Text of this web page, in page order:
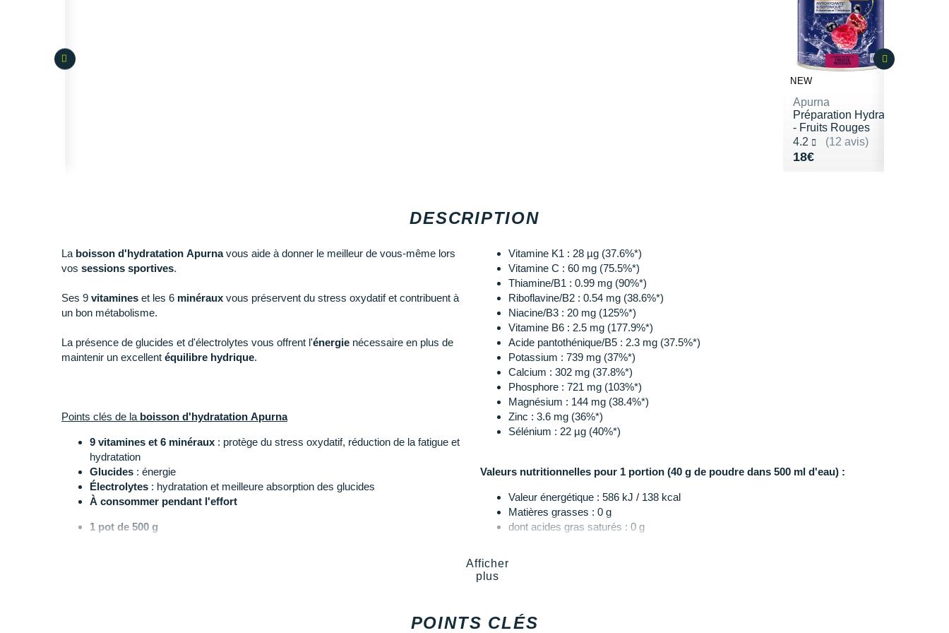
DESCRIPTION
La boisson d'hydratation Apurnavous aide à donner le meilleur de vous-même lors
vos sessions sportives.
Ses 9 vitamines et les 6 minéraux vous préservent du stress oxydatif et contribuent à
un bon métabolisme.
La présence de glucides et d'électrolytes vous offrent l'énergie nécessaire en plus de
maintenir un excellent équilibre hydrique.
Points clés de la boisson d'hydratation Apurna
9 vitamines et 6 minéraux : protège du stress oxydatif, réduction de la fatigue et
hydratation
Glucides : énergie
Électrolytes : hydratation et meilleure absorption des glucides
À consommer pendant l'effort
1 pot de 500 g
sodium), arômes naturels de pêche et de thé, correcteur d'acidité : acide citrique, jus
Vitamine K1 : 28 µg (37.6%*)
Vitamine C : 60 mg (75.5%*)
Thiamine/B1 : 0.99 mg (90%*)
Riboflavine/B2 : 0.54 mg (38.6%*)
Niacine/B3 : 20 mg (125%*)
Vitamine B6 : 2.5 mg (177.9%*)
Acide pantothénique/B5 : 2.3 mg (37.5%*)
Potassium : 739 mg (37%*)
Calcium : 302 mg (37.8%*)
Phosphore : 721 mg (103%*)
Magnésium : 144 mg (38.4%*)
Zinc : 3.6 mg (36%*)
Sélénium : 22 µg (40%*)
Valeurs nutritionnelles pour 1 portion (40 g de poudre dans 500 ml d'eau) :
Valeur énergétique : 586 kJ / 138 kcal
Matières grasses : 0 g
dont acides gras saturés : 0 g
Vitamine E : 1.8 mg (15.1%*)
Vitamine K : 11.2 µg (14.9%*)
Afficher
plus
POINTS CLÉS
NEW
Apurna
Préparation Hydratation
- Fruits Rouges
4.2
(12 avis)
Noté 4.2 sur 5
18€
Vendu 18€